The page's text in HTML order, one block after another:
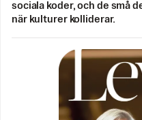
sociala koder, och de små
när kulturer kolliderar.